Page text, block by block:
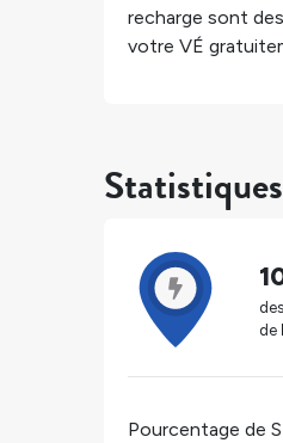
recharge sont
votre VÉ
de
Pourcentage de